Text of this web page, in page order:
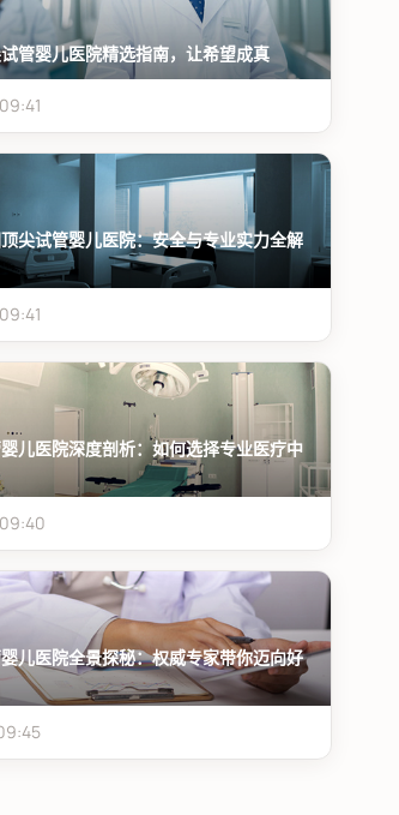
管婴儿医院精选指南，让希望成真
尖试管婴儿医院：安全与专业实力全解
儿医院深度剖析：如何选择专业医疗中
儿医院全景探秘：权威专家带你迈向好